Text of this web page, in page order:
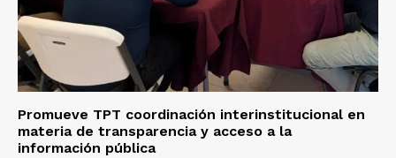
Promueve TPT coordinación interinstitucional en
materia de transparencia y acceso a la
información pública